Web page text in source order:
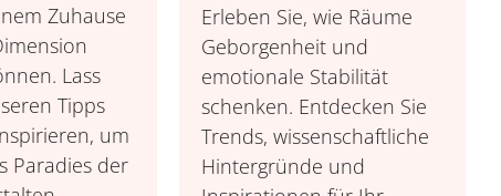
Zuhause
Lass
Tipps
um
Paradies der
Erleben Sie, wie Räume
Geborgenheit und
emotionale Stabilität
schenken. Entdecken Sie
Trends, wissenschaftliche
Hintergründe und